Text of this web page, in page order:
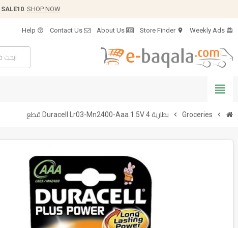
SALE10. SHOP NOW
card_giftcard
location_on
Store Finder
help_outline
view_headline
chevron_right
Groceries
chevron_right بطارية Duracell Lr03-Mn2400-Aaa 1.5V 4 قطع